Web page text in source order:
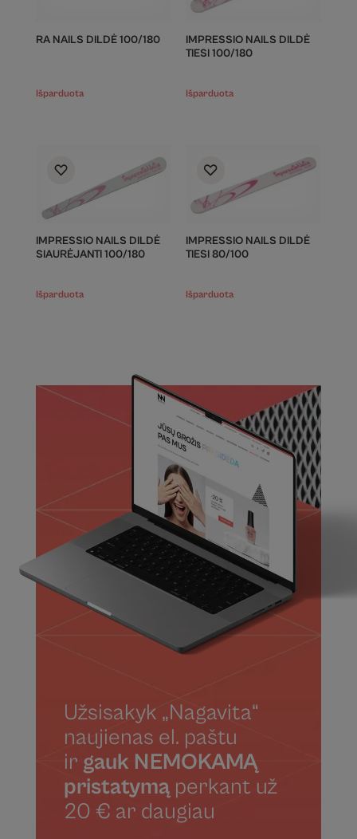
RA NAILS DILDĖ 100/180
Išparduota
IMPRESSIO NAILS DILDĖ
TIESI 100/180
Išparduota
IMPRESSIO NAILS DILDĖ
SIAURĖJANTI 100/180
Išparduota
IMPRESSIO NAILS DILDĖ
TIESI 80/100
Išparduota
Užsisakyk „Nagavita“
naujienas el. paštu
ir gauk NEMOKAMĄ
pristatymąperkant už
20 € ar daugiau